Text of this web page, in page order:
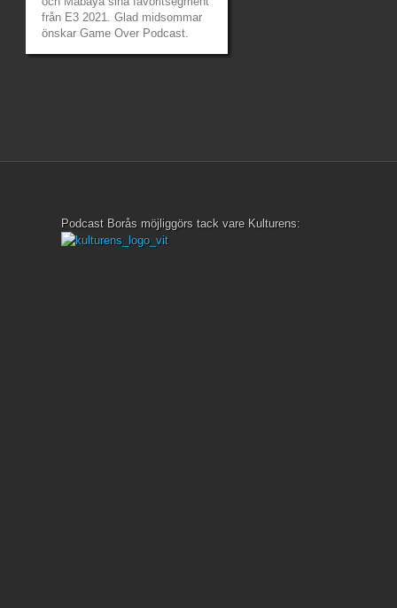
från E3 2021. Glad midsommar
önskar Game Over Podcast.
Podcast Borås möjliggörs tack vare Kulturens: